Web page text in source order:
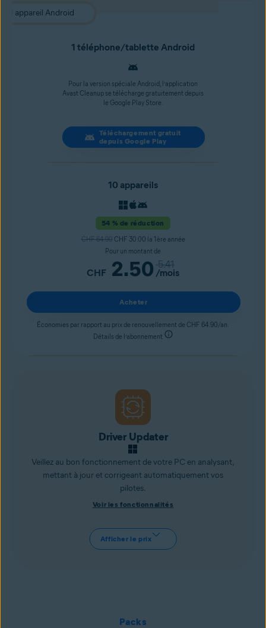
1 téléphone/tablette Android
Pour la version spéciale Android, l’application
Avast Cleanup se télécharge gratuitement depuis
le Google Play Store.
Téléchargement gratuit
depuis Google Play
10 appareils
54 % de réduction
CHF 64.90 CHF 30.00 la 1ère année
Pour un montant de
CHF 2.50 5.41
/mois
Acheter
Économies par rapport au prix de renouvellement de CHF 64.90/an.
Détails de l’abonnement
Driver Updater
Veillez au bon fonctionnement de votre PC en analysant,
mettant à jour et corrigeant automatiquement vos
pilotes.
Voir les fonctionnalités
Afficher le prix
Packs